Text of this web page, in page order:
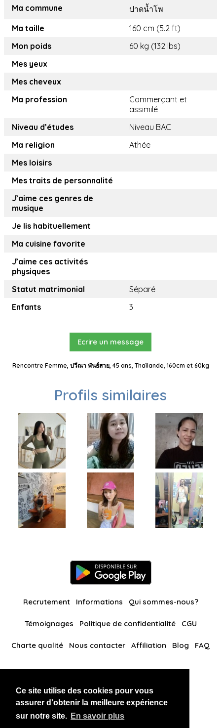
Ce site utilise des cookies pour vous
assurer d'obtenir la meilleure expérience
sur notre site. En savoir plus
Ma commune
ปาดน้ำโพ
Ma taille
160 cm (5.2 ft)
Mon poids
60 kg (132 lbs)
Mes yeux
Mes cheveux
Ma profession
Commerçant et
assimilé
Niveau d’études
Niveau BAC
Ma religion
Athée
Mes loisirs
Mes traits de personnalité
J’aime ces genres de
musique
Je lis habituellement
Ma cuisine favorite
J’aime ces activités
physiques
Statut matrimonial
Séparé
Enfants
3
Ecrire un message
Rencontre Femme, ปวีณา พันธ์สาย, 45 ans, Thaïlande, 160cm et 60kg
Profils similaires
Recrutement Informations Qui sommes-nous?
Témoignages Politique de confidentialité CGU
Charte qualité Nous contacter Affiliation Blog FAQ
BlackAndBeauties RussianKisses
Copyright 2026 thaidatevip